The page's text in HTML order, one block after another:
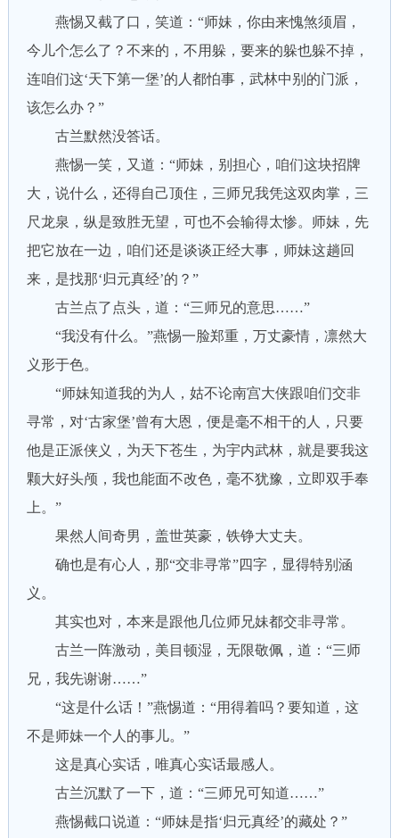
燕惕又截了口，笑道：“师妹，你由来愧煞须眉，
今儿个怎么了？不来的，不用躲，要来的躲也躲不掉，
连咱们这‘天下第一堡’的人都怕事，武林中别的门派，
该怎么办？”
古兰默然没答话。
燕惕一笑，又道：“师妹，别担心，咱们这块招牌
大，说什么，还得自己顶住，三师兄我凭这双肉掌，三
尺龙泉，纵是致胜无望，可也不会输得太惨。师妹，先
把它放在一边，咱们还是谈谈正经大事，师妹这趟回
来，是找那‘归元真经’的？”
古兰点了点头，道：“三师兄的意思……”
“我没有什么。”燕惕一脸郑重，万丈豪情，凛然大
义形于色。
“师妹知道我的为人，姑不论南宫大侠跟咱们交非
寻常，对‘古家堡’曾有大恩，便是毫不相干的人，只要
他是正派侠义，为天下苍生，为宇内武林，就是要我这
颗大好头颅，我也能面不改色，毫不犹豫，立即双手奉
上。”
果然人间奇男，盖世英豪，铁铮大丈夫。
确也是有心人，那“交非寻常”四字，显得特别涵
义。
其实也对，本来是跟他几位师兄妹都交非寻常。
古兰一阵激动，美目顿湿，无限敬佩，道：“三师
兄，我先谢谢……”
“这是什么话！”燕惕道：“用得着吗？要知道，这
不是师妹一个人的事儿。”
这是真心实话，唯真心实话最感人。
古兰沉默了一下，道：“三师兄可知道……”
燕惕截口说道：“师妹是指‘归元真经’的藏处？”